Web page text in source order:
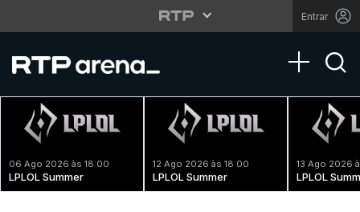
Entrar
Toggle
06 Ago 2026 às 18:00
LPLOL Summer
12 Ago 2026 às 18:00
LPLOL Summer
13 Ago 2026
LPLOL